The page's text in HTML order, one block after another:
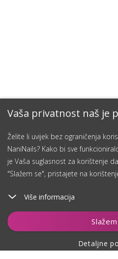
Vaša privatnost naš je
Želite li uvijek bez ograničenja
NaniNails? Kako bi sve
je Vaša suglasnost za korištenje
"Slažem se", pristajete na
Više informacija
Detaljne
Dodaj u